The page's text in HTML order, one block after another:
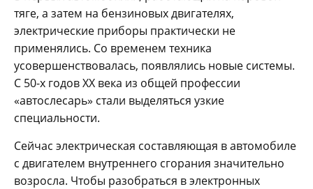
тяге, а затем на бензиновых двигателях,
электрические приборы практически не
применялись. Со временем техника
усовершенствовалась, появлялись новые системы.
С 50-х годов XX века из общей профессии
«автослесарь» стали выделяться узкие
специальности.
Сейчас электрическая составляющая в автомобиле
с двигателем внутреннего сгорания значительно
возросла. Чтобы разобраться в электронных